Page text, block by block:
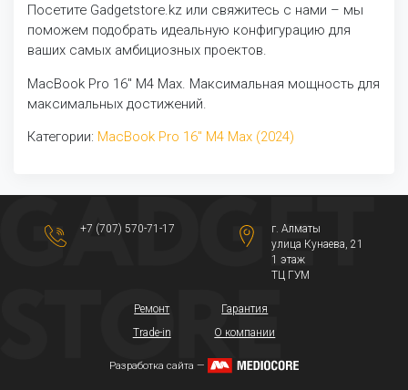
Посетите Gadgetstore.kz или свяжитесь с нами – мы
поможем подобрать идеальную конфигурацию для
ваших самых амбициозных проектов.
MacBook Pro 16" M4 Max. Максимальная мощность для
максимальных достижений.
Категории: MacBook Pro 16" M4 Max (2024)
+7 (707) 570-71-17
г. Алматы
​улица Кунаева, 21​
1 этаж
ТЦ ГУМ
Ремонт
Trade-in
Гарантия
О компании
Разработка сайта —